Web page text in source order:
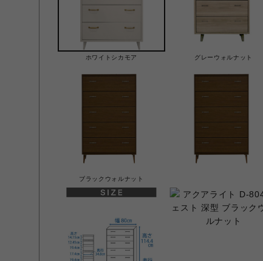
ホワイトシカモア グレーウォルナット
ブラックウォルナット